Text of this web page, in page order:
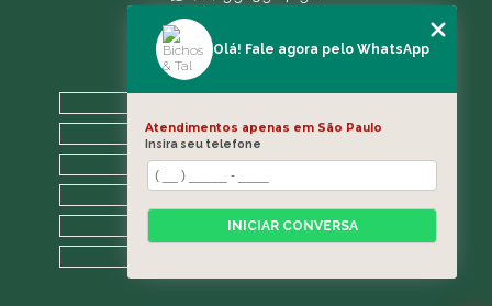
andreleecitti5@gmail.com
A CLÍNICA
BLOG
CONTATO
CATEGORIAS
Olá! Fale agora pelo WhatsApp
Atendimentos apenas em São Paulo
Insira seu telefone
INICIAR CONVERSA